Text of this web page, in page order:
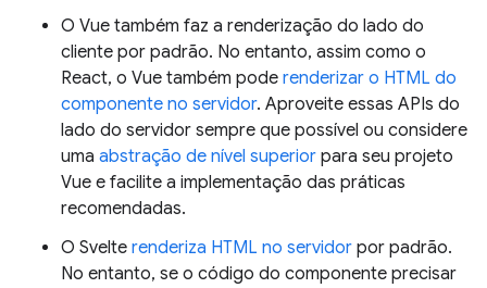
O Vue também faz a renderização do lado do
cliente por padrão. No entanto, assim como o
React, o Vue também pode renderizar o HTML do
componente no servidor. Aproveite essas APIs do
lado do servidor sempre que possível ou considere
uma abstração de nível superior para seu projeto
Vue e facilite a implementação das práticas
recomendadas.
O Svelte renderiza HTML no servidor por padrão.
No entanto, se o código do componente precisar